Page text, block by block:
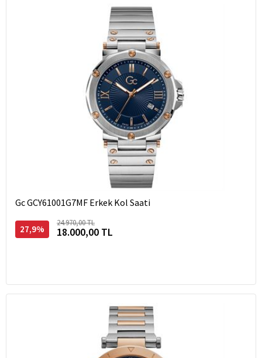
Gc GCY61001G7MF Erkek Kol Saati
27,9%
24.970,00 TL
18.000,00 TL